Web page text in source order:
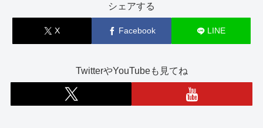
シェアする
X Facebook LINE
TwitterやYouTubeも見てね